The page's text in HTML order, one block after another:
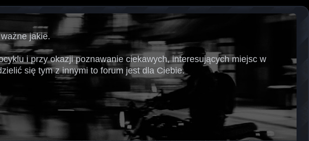
jakie.
i przy okazji poznawanie ciekawych, interesujących miejsc w
się tym z innymi to forum jest dla Ciebie.